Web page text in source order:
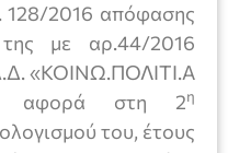
128/2016 απόφασης
με αρ.44/2016
«ΚΟΙΝΩ.ΠΟΛΙΤΙ.Α
αφορά στη 2η
του, έτους